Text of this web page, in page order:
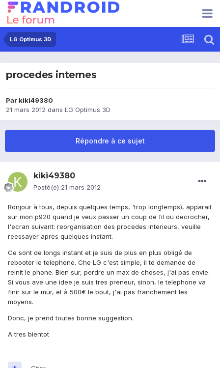
LG Optimus 3D
procedes internes
Par kiki49380
21 mars 2012 dans LG Optimus 3D
Répondre à ce sujet
kiki49380
Posté(e) 21 mars 2012
Bonjour à tous, depuis quelques temps, 'trop longtemps), apparait
sur mon p920 quand je veux passer un coup de fil ou decrocher,
l'ecran suivant: reorganisation des procedes interieurs, veuille
reessayer apres quelques instant.
Ce sont de longs instant et je suis de plus en plus obligé de
rebooter le telephone. Che LG c'est simple, il te demande de
reinit le phone. Bien sur, perdre un max de choses, j'ai pas envie.
Si vous ave une idee je suis tres preneur, sinon, le telephone va
finir sur le mur, et à 500€ le bout, j'ai pas franchement les
moyens.
Donc, je prend toutes bonne suggestion.
A tres bientot